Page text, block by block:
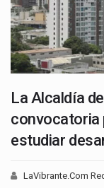
La Alcaldía
convocatoria
estudiar
LaVibrante.Com